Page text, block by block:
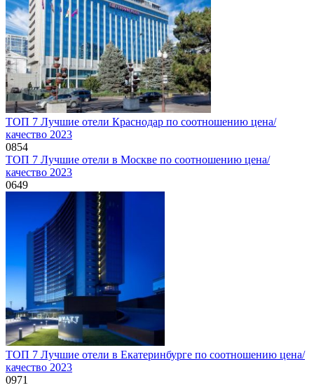
ТОП 7 Лучшие отели Краснодар по соотношению цена/
качество 2023
0854
ТОП 7 Лучшие отели в Москве по соотношению цена/
качество 2023
0649
ТОП 7 Лучшие отели в Екатеринбурге по соотношению цена/
качество 2023
0971